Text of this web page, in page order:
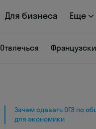
Для бизнеса Еще
Отвлечься
Зачем сдавать ОГЭ по
для экономики